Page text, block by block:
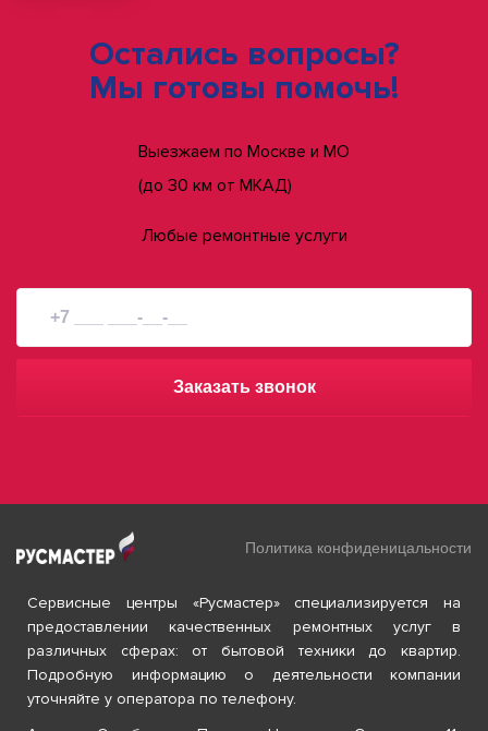
Остались вопросы?
Мы готовы помочь!
Выезжаем по Москве и МО
(до 30 км от МКАД)
Любые ремонтные услуги
Заказать звонок
Политика конфиденицальности
Сервисные центры «Русмастер» специализируется на
предоставлении качественных ремонтных услуг в
различных сферах: от бытовой техники до квартир.
Подробную информацию о деятельности компании
уточняйте у оператора по телефону.